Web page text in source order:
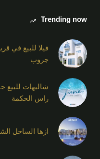
Trending now
فيلا للبيع في
جروب
شاليهات
راس الحكمة
ازها الساحل